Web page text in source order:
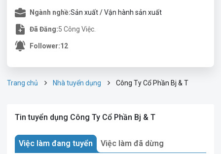
Ngành nghề:Sản xuất / Vận hành sản xuất
Đã Đăng:5 Công Việc.
Follower:12
Trang chủ Nhà tuyển dụng Công Ty Cổ Phần Bj & T
Tin tuyển dụng Công Ty Cổ Phần Bj & T
Việc làm đang tuyển Việc làm đã dừng